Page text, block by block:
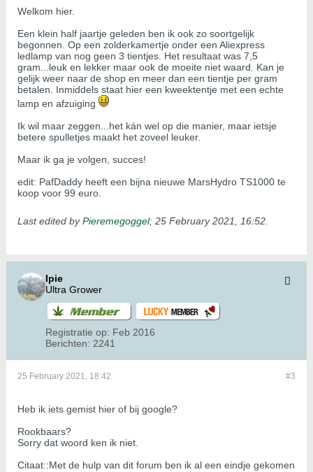
Welkom hier.
Een klein half jaartje geleden ben ik ook zo soortgelijk
begonnen. Op een zolderkamertje onder een Aliexpress
ledlamp van nog geen 3 tientjes. Het resultaat was 7,5
gram...leuk en lekker maar ook de moeite niet waard. Kan je
gelijk weer naar de shop en meer dan een tientje per gram
betalen. Inmiddels staat hier een kweektentje met een echte
lamp en afzuiging
Ik wil maar zeggen...het kán wel op die manier, maar ietsje
betere spulletjes maakt het zoveel leuker.
Maar ik ga je volgen, succes!
edit: PafDaddy heeft een bijna nieuwe MarsHydro TS1000 te
koop voor 99 euro.
Last edited byPieremegoggel; 25 February 2021, 16:52
Ipie
Ultra Grower
Registratie op: Feb 2016
Berichten: 2241
#3
25 February 2021, 18:42
Heb ik iets gemist hier of bij google?
Rookbaars?
Sorry dat woord ken ik niet.
Citaat::Met de hulp van dit forum ben ik al een eindje gekomen